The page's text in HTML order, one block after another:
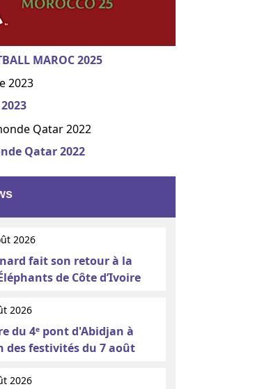
MAROC 2025
Qatar 2022
2026
fait son retour à la
de Côte d’Ivoire
2026
du 4ᵉ pont d'Abidjan à
des festivités du 7 août
2026